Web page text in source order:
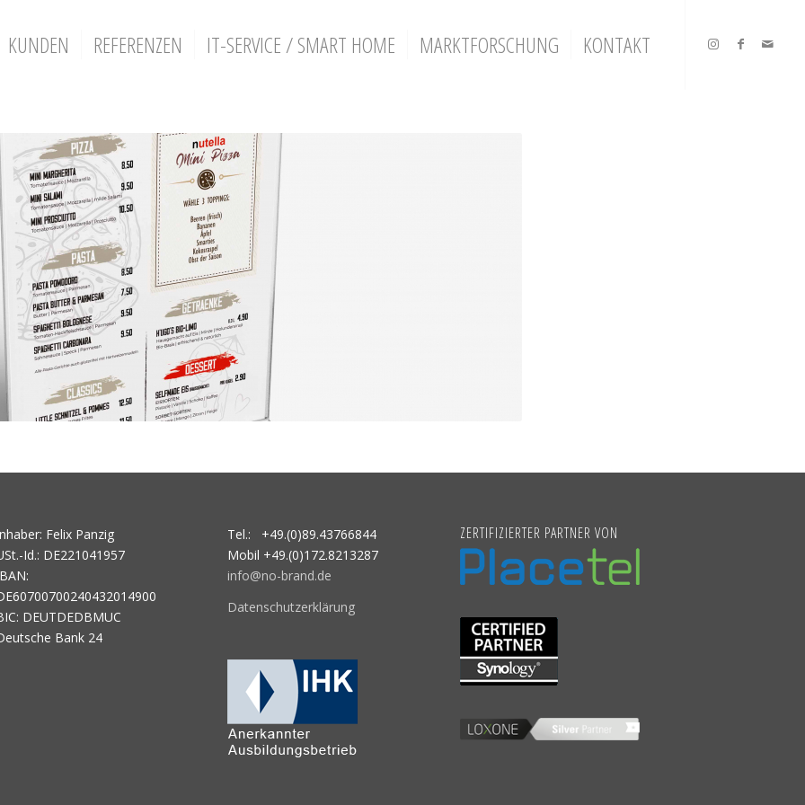
KUNDEN REFERENZEN IT-SERVICE / SMART HOME MARKTFORSCHUNG KONTAKT
Felix Panzig
Id.: DE221041957
DEUTDEDBMUC
Bank 24
Tel.: +49.(0)89.43766844
Mobil +49.(0)172.8213287
info@no-brand.de
Datenschutzerklärung
ZERTIFIZIERTER PARTNER VON